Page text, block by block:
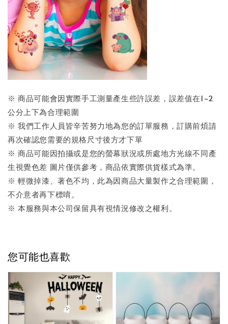
※ 商品可能會因實際手工測量產生些許誤差，誤差值在1~2
公分上下為合理範圍
※ 我們工作人員皆辛苦努力地為您的訂單服務，訂購前煩請
再次確認您需要的規格尺寸後方才下單
※ 商品可能因拍攝或是您的螢幕狀況或所處地方光線不同產
生視覺色差 圖片僅供參考，商品依實際供貨樣式為準。
※ 輕微掉漆、著色不均，此為因商品大量製作之合理範圍，
不介意者再下標唷。
※ 本服務與本公司保留具有視情況修改之權利。
您可能也喜歡